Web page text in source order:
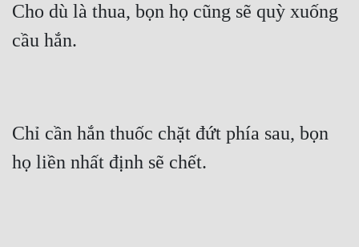
Cho dù là thua, bọn họ cũng sẽ quỳ xuống
cầu hắn.
Chỉ cần hắn thuốc chặt đứt phía sau, bọn
họ liền nhất định sẽ chết.